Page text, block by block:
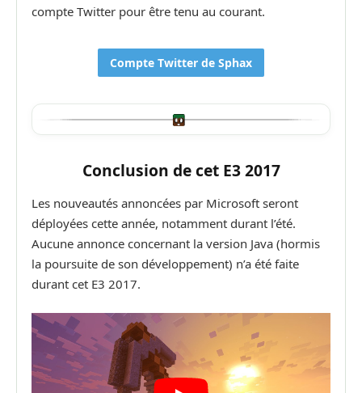
compte Twitter pour être tenu au courant.
Compte Twitter de Sphax
Conclusion de cet E3 2017
Les nouveautés annoncées par Microsoft seront
déployées cette année, notamment durant l’été.
Aucune annonce concernant la version Java (hormis
la poursuite de son développement) n’a été faite
durant cet E3 2017.